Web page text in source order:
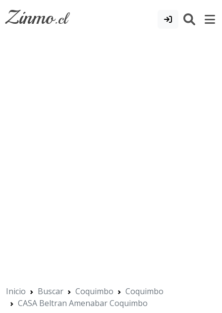
Zinmo.cl
Inicio Buscar Coquimbo
Coquimbo
CASA Beltran Amenabar Coquimbo